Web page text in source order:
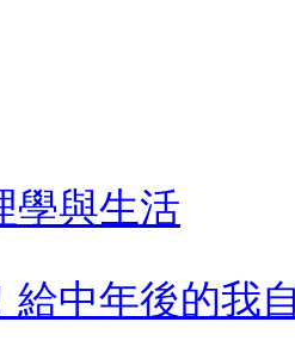
學與生活
給中年後的我